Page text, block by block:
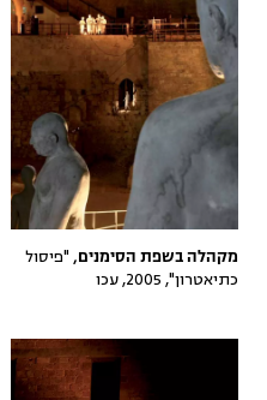
מקהלה בשפת הסימנים, "פיסול
כתיאטרון", 2005, עכו